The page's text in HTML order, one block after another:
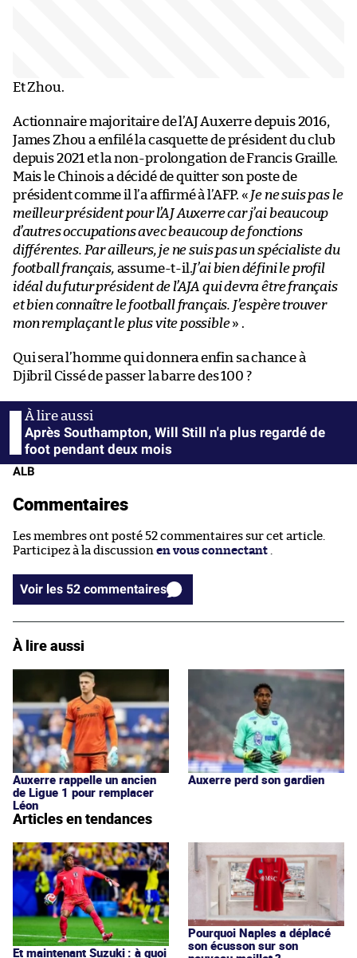
Et Zhou.
Actionnaire majoritaire de l’AJ Auxerre depuis 2016,
James Zhou a enfilé la casquette de président du club
depuis 2021 et la non-prolongation de Francis Graille.
Mais le Chinois a décidé de quitter son poste de
président comme il l’a affirmé à l’AFP. « Je ne suis pas le
meilleur président pour l’AJ Auxerre car j’ai beaucoup
d’autres occupations avec beaucoup de fonctions
différentes. Par ailleurs, je ne suis pas un spécialiste du
football français, assume-t-il.J’ai bien défini le profil
idéal du futur président de l’AJA qui devra être français
et bien connaître le football français. J’espère trouver
mon remplaçant le plus vite possible» .
Qui sera l’homme qui donnera enfin sa chance à
Djibril Cissé de passer la barre des 100 ?
Après Southampton, Will Still n'a plus regardé de
foot pendant deux mois
ALB
Commentaires
Les membres ont posté 52 commentaires sur cet article.
Participez à la discussion en vous connectant
Voir les 52 commentaires
À lire aussi
Auxerre rappelle un ancien
de Ligue 1 pour remplacer
Léon
Auxerre perd son gardien
Articles en tendances
Et maintenant Suzuki : à quoi
Pourquoi Naples a déplacé
son écusson sur son